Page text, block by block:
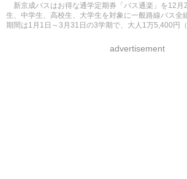
新京成バスはお得な通学定期券「バス通楽」を12月
生、中学生、高校生、大学生を対象に一般路線バス全
期間は1月1日～3月31日の3学期で、大人1万5,400円
advertisement